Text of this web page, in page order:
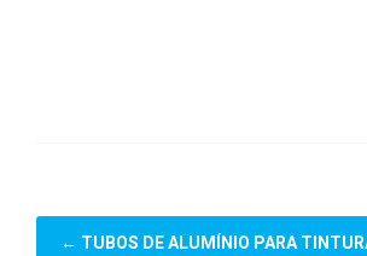
← TUBOS DE ALUMÍNIO PARA